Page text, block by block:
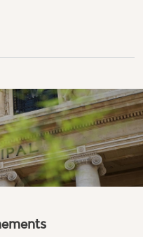
INVITE LE CRÉA
2027